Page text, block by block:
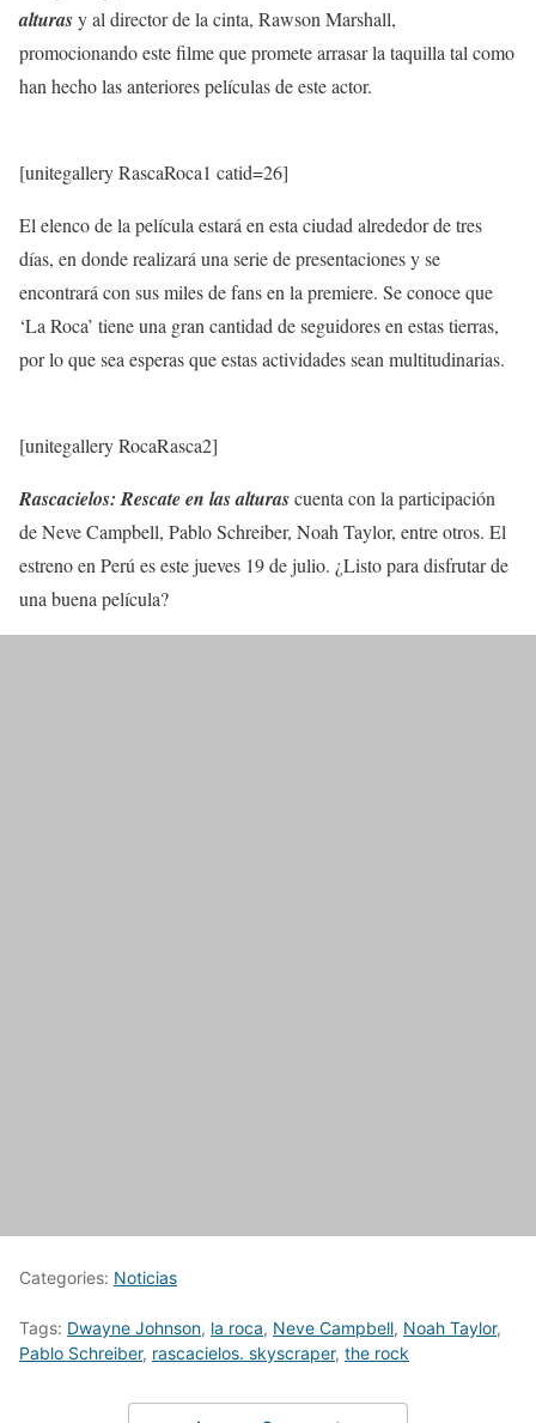
alturasy al director de la cinta, Rawson Marshall,
promocionando este filme que promete arrasar la taquilla tal como
han hecho las anteriores películas de este actor.
[unitegallery RascaRoca1 catid=26]
El elenco de la película estará en esta ciudad alrededor de tres
días, en donde realizará una serie de presentaciones y se
encontrará con sus miles de fans en la premiere. Se conoce que
‘La Roca’ tiene una gran cantidad de seguidores en estas tierras,
por lo que sea esperas que estas actividades sean multitudinarias.
[unitegallery RocaRasca2]
Rascacielos: Rescate en las alturascuenta con la participación
de Neve Campbell, Pablo Schreiber, Noah Taylor, entre otros. El
estreno en Perú es este jueves 19 de julio. ¿Listo para disfrutar de
una buena película?
Categories: Noticias
Tags: Dwayne Johnson, la roca, Neve Campbell, Noah Taylor,
Pablo Schreiber, rascacielos. skyscraper, the rock